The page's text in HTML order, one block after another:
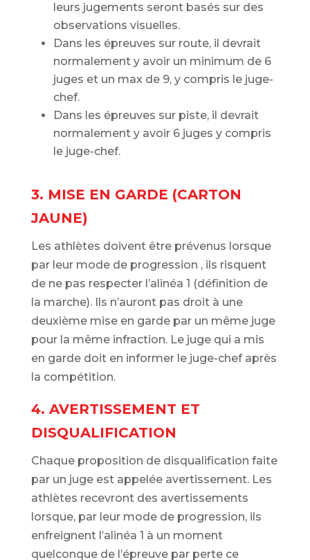
leurs jugements seront basés sur des
observations visuelles.
Dans les épreuves sur route, il devrait
normalement y avoir un minimum de 6
juges et un max de 9, y compris le juge-
chef.
Dans les épreuves sur piste, il devrait
normalement y avoir 6 juges y compris
le juge-chef.
3. MISE EN GARDE (CARTON
JAUNE)
Les athlètes doivent être prévenus lorsque
par leur mode de progression , ils risquent
de ne pas respecter l’alinéa 1 (définition de
la marche). Ils n’auront pas droit à une
deuxième mise en garde par un même juge
pour la même infraction. Le juge qui a mis
en garde doit en informer le juge-chef après
la compétition.
4. AVERTISSEMENT ET
DISQUALIFICATION
Chaque proposition de disqualification faite
par un juge est appelée avertissement. Les
athlètes recevront des avertissements
lorsque, par leur mode de progression, ils
enfreignent l’alinéa 1 à un moment
quelconque de l’épreuve par perte ce